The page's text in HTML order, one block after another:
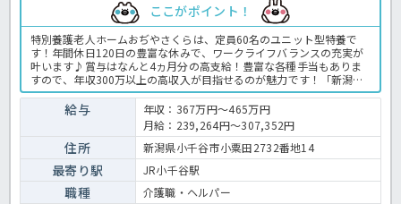
ここがポイント！
特別養護老人ホームおぢやさくらは、定員60名のユニット型特養で
す！年間休日120日の豊富な休みで、ワークライフバランスの充実が
叶います♪賞与はなんと4ヵ月分の高支給！豊富な各種手当もありま
すので、年収300万以上の高収入が目指せるのが魅力です！「新潟県
ハッピー・パートナー企業」として、仕事と家庭が両立できるような
職場作りを行っていますよ◎気になる詳細はほっ介護までお問い合わ
せお待ちしております！特養での介護業務全般です。 ＜介護職 正社
給与
年収：367万円～465万円
月給：239,264円～307,352円
住所 新潟県小千谷市小粟田2732番地14
最寄り駅 JR小千谷駅
職種 介護職・ヘルパー